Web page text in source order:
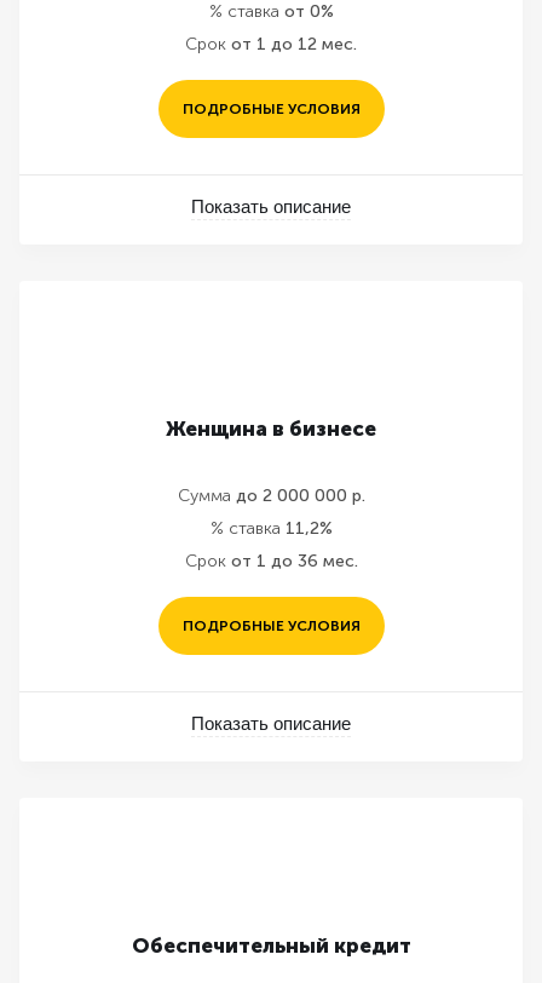
% ставка от 0%
Срок от 1 до 12 мес.
ПОДРОБНЫЕ УСЛОВИЯ
Показать описание
Женщина в бизнесе
Сумма до 2 000 000 р.
% ставка 11,2%
Срок от 1 до 36 мес.
ПОДРОБНЫЕ УСЛОВИЯ
Показать описание
Обеспечительный кредит